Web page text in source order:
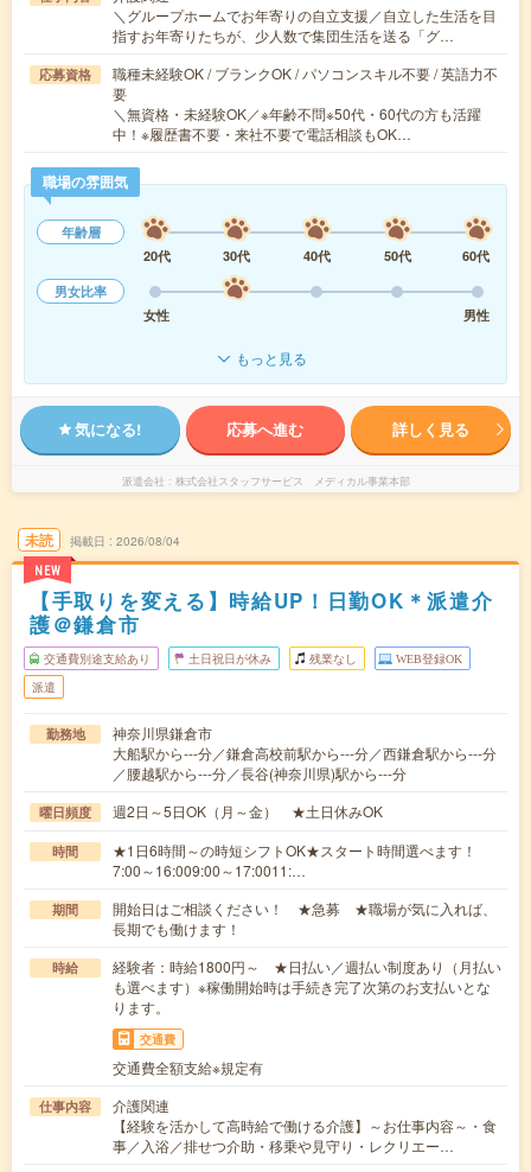
＼グループホームでお年寄りの自立支援／自立した生活を目
指すお年寄りたちが、少人数で集団生活を送る「グ…
応募資格
職種未経験OK / ブランクOK / パソコンスキル不要 / 英語力不
要
＼無資格・未経験OK／※年齢不問※50代・60代の方も活躍
中！※履歴書不要・来社不要で電話相談もOK…
職場の雰囲気
年齢層
20代
30代 40代 50代
60代
男女比率
女性
男性
もっと見る
気になる! 応募へ進む 詳しく見る
派遣会社 株式会社スタッフサービス メディカル事業本部
未読
NEW
掲載日 2026/08/04
【手取りを変える】時給UP！日勤OK＊派遣介
護＠鎌倉市
交通費別途支給あり 土日祝日が休み 残業なし WEB登録OK
派遣
勤務地
神奈川県鎌倉市
大船駅から---分／鎌倉高校前駅から---分／西鎌倉駅から---分
／腰越駅から---分／長谷(神奈川県)駅から---分
曜日頻度 週2日～5日OK（月～金） ★土日休みOK
時間
★1日6時間～の時短シフトOK★スタート時間選べます！
7:00～16:009:00～17:0011:…
期間
開始日はご相談ください！ ★急募 ★職場が気に入れば、
長期でも働けます！
時給
経験者：時給1800円～ ★日払い／週払い制度あり（月払い
も選べます）※稼働開始時は手続き完了次第のお支払いとな
ります。
交通費
交通費全額支給※規定有
仕事内容
介護関連
【経験を活かして高時給で働ける介護】～お仕事内容～・食
事／入浴／排せつ介助・移乗や見守り・レクリエー…